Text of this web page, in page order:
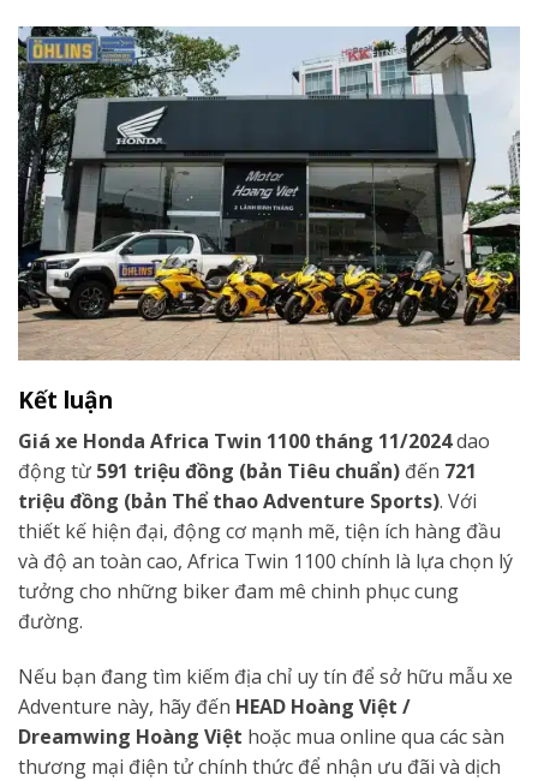
Kết luận
Giá xe Honda Africa Twin 1100 tháng 11/2024dao
động từ 591 triệu đồng (bản Tiêu chuẩn) đến 721
triệu đồng (bản Thể thao Adventure Sports). Với
thiết kế hiện đại, động cơ mạnh mẽ, tiện ích hàng đầu
và độ an toàn cao, Africa Twin 1100 chính là lựa chọn lý
tưởng cho những biker đam mê chinh phục cung
đường.
Nếu bạn đang tìm kiếm địa chỉ uy tín để sở hữu mẫu xe
Adventure này, hãy đến HEAD Hoàng Việt /
Dreamwing Hoàng Việt hoặc mua online qua các sàn
thương mại điện tử chính thức để nhận ưu đãi và dịch